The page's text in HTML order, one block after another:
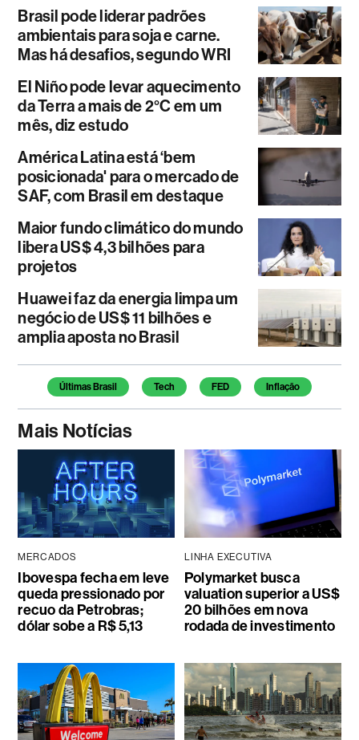
Brasil pode liderar padrões
ambientais para soja e carne.
Mas há desafios, segundo WRI
El Niño pode levar aquecimento
da Terra a mais de 2°C em um
mês, diz estudo
América Latina está ‘bem
posicionada' para o mercado de
SAF, com Brasil em destaque
Maior fundo climático do mundo
libera US$ 4,3 bilhões para
projetos
Huawei faz da energia limpa um
negócio de US$ 11 bilhões e
amplia aposta no Brasil
Temas deste artigo
Últimas Brasil Tech FED Inflação
Mais Notícias
MERCADOS
Ibovespa fecha em leve
queda pressionado por
recuo da Petrobras;
dólar sobe a R$ 5,13
LINHA EXECUTIVA
Polymarket busca
valuation superior a US$
20 bilhões em nova
rodada de investimento